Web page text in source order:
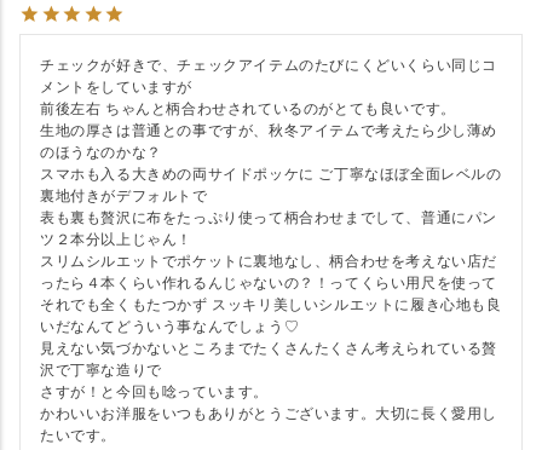
チェックが好きで、チェックアイテムのたびにくどいくらい同じコ
メントをしていますが
前後左右 ちゃんと柄合わせされているのがとても良いです。
生地の厚さは普通との事ですが、秋冬アイテムで考えたら少し薄め
のほうなのかな？
スマホも入る大きめの両サイドポッケに ご丁寧なほぼ全面レベルの
裏地付きがデフォルトで
表も裏も贅沢に布をたっぷり使って柄合わせまでして、普通にパン
ツ２本分以上じゃん！
スリムシルエットでポケットに裏地なし、柄合わせを考えない店だ
ったら４本くらい作れるんじゃないの？！ってくらい用尺を使って
それでも全くもたつかず スッキリ美しいシルエットに履き心地も良
いだなんてどういう事なんでしょう♡
見えない気づかないところまでたくさんたくさん考えられている贅
沢で丁寧な造りで
さすが！と今回も唸っています。
かわいいお洋服をいつもありがとうございます。大切に長く愛用し